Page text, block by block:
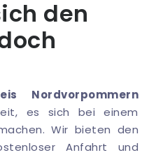
den
Nordvorpommern
es sich bei einem
Wir bieten den
Anfahrt und